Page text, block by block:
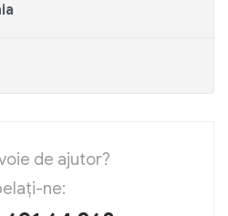
de ajutor?
ne: